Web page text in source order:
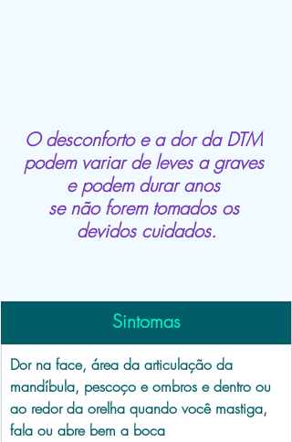
O desconforto e a dor da DTM
podem variar de leves a graves
e podem durar anos
se não forem tomados os
devidos cuidados.
Sintomas
Dor na face, área da articulação da
mandíbula, pescoço e ombros e dentro ou
ao redor da orelha quando você mastiga,
fala ou abre bem a boca